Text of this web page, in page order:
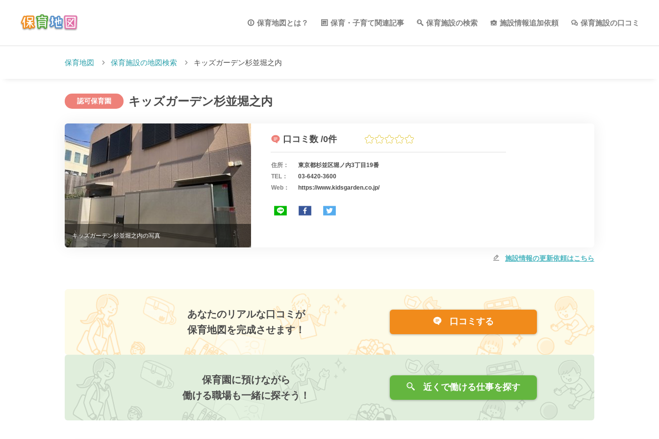
保育地図とは？ 保育・子育て関連記事 保育施設の検索 施設情報追加依頼 保育施設の口コミ
保育地図 保育施設の地図検索 キッズガーデン杉並堀之内
認可保育園 キッズガーデン杉並堀之内
キッズガーデン杉並堀之内の写真
口コミ数 /0件
住所：
東京都杉並区堀ノ内3丁目19番
TEL：
03-6420-3600
Web：
https://www.kidsgarden.co.jp/
施設情報の更新依頼はこちら
あなたのリアルな口コミが
保育地図を完成させます！
口コミする
保育園に預けながら
働ける職場も一緒に探そう！
近くで働ける仕事を探す